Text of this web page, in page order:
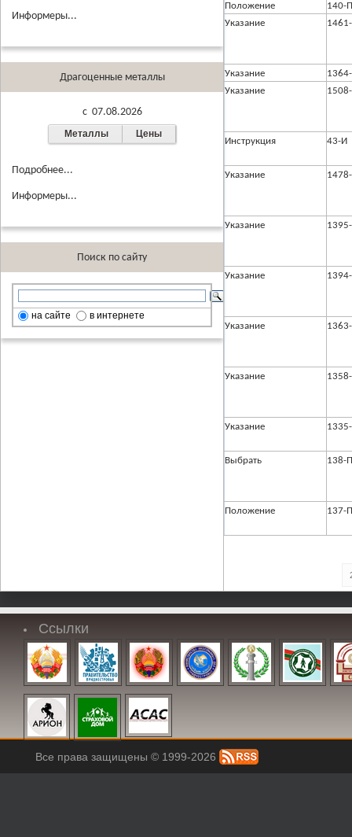
Информеры...
Драгоценные металлы
c 07.08.2026
Металлы Цены
Подробнее...
Информеры...
Поиск по сайту
на сайте в интернете
Положение
140-П
Указание
Указание
Указание
Инструкция 43-И
Указание
Указание
Указание
Указание
Указание
Указание
Выбрать 138-П
Положение 137-П
Ссылки
Все права защищены © 1999-2026